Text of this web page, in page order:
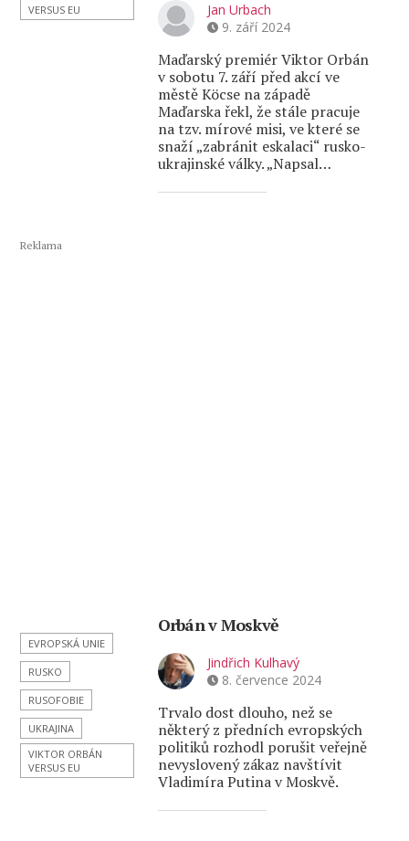
VERSUS EU
Jan Urbach
9. září 2024
Maďarský premiér Viktor Orbán
v sobotu 7. září před akcí ve
městě Köcse na západě
Maďarska řekl, že stále pracuje
na tzv. mírové misi, ve které se
snaží „zabránit eskalaci“ rusko-
ukrajinské války. „Napsal…
Reklama
EVROPSKÁ UNIE
RUSKO
RUSOFOBIE
UKRAJINA
VIKTOR ORBÁN
VERSUS EU
Orbán v Moskvě
Jindřich Kulhavý
8. července 2024
Trvalo dost dlouho, než se
některý z předních evropských
politiků rozhodl porušit veřejně
nevyslovený zákaz navštívit
Vladimíra Putina v Moskvě.